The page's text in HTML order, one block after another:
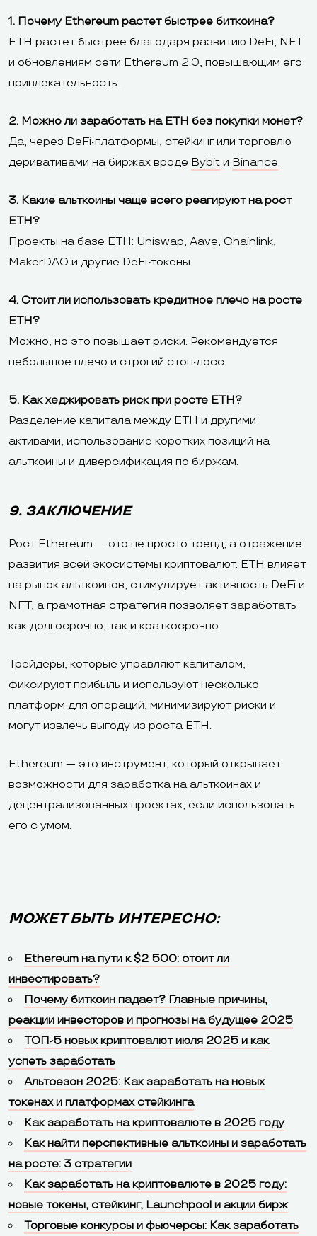
1. Почему Ethereum растет быстрее биткоина?
ETH растет быстрее благодаря развитию DeFi, NFT
и обновлениям сети Ethereum 2.0, повышающим его
привлекательность.
2. Можно ли заработать на ETH без покупки монет?
Да, через DeFi-платформы, стейкинг или торговлю
деривативами на биржах вроде Bybit и Binance.
3. Какие альткоины чаще всего реагируют на рост
ETH?
Проекты на базе ETH: Uniswap, Aave, Chainlink,
MakerDAO и другие DeFi-токены.
4. Стоит ли использовать кредитное плечо на росте
ETH?
Можно, но это повышает риски. Рекомендуется
небольшое плечо и строгий стоп-лосс.
5. Как хеджировать риск при росте ETH?
Разделение капитала между ETH и другими
активами, использование коротких позиций на
альткоины и диверсификация по биржам.
9. ЗАКЛЮЧЕНИЕ
Рост Ethereum — это не просто тренд, а отражение
развития всей экосистемы криптовалют. ETH влияет
на рынок альткоинов, стимулирует активность DeFi и
NFT, а грамотная стратегия позволяет заработать
как долгосрочно, так и краткосрочно.
Трейдеры, которые управляют капиталом,
фиксируют прибыль и используют несколько
платформ для операций, минимизируют риски и
могут извлечь выгоду из роста ETH.
Ethereum — это инструмент, который открывает
возможности для заработка на альткоинах и
децентрализованных проектах, если использовать
его с умом.
МОЖЕТ БЫТЬ ИНТЕРЕСНО:
Ethereum на пути к $2 500: стоит ли
инвестировать?
Почему биткоин падает? Главные причины,
реакции инвесторов и прогнозы на будущее 2025
ТОП-5 новых криптовалют июля 2025 и как
успеть заработать
Альтсезон 2025: Как заработать на новых
токенах и платформах стейкинга
Как заработать на криптовалюте в 2025 году
Как найти перспективные альткоины и заработать
на росте: 3 стратегии
Как заработать на криптовалюте в 2025 году:
новые токены, стейкинг, Launchpool и акции бирж
Торговые конкурсы и фьючерсы: Как заработать